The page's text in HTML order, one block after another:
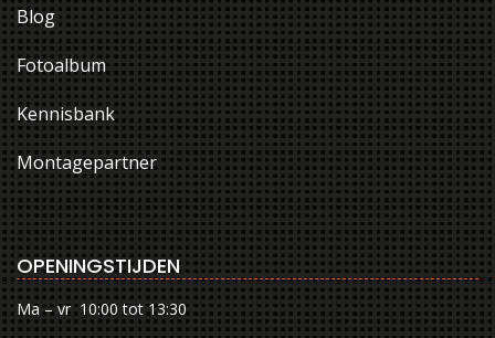
Blog
Fotoalbum
Kennisbank
Montagepartner
OPENINGSTIJDEN
Ma – vr 10:00 tot 13:30